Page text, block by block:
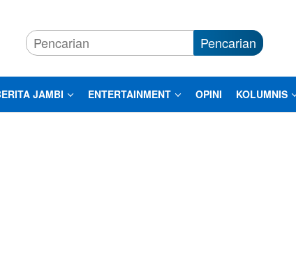
Pencarian
JAMBI ENTERTAINMENT OPINI KOLUMNIS